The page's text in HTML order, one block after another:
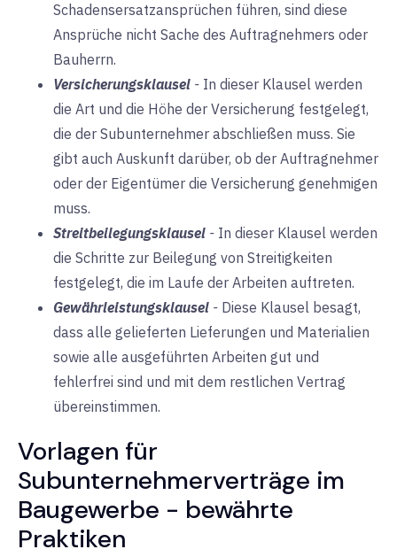
Schadensersatzansprüchen führen, sind diese
Ansprüche nicht Sache des Auftragnehmers oder
Bauherrn.
Versicherungsklausel - In dieser Klausel werden
die Art und die Höhe der Versicherung festgelegt,
die der Subunternehmer abschließen muss. Sie
gibt auch Auskunft darüber, ob der Auftragnehmer
oder der Eigentümer die Versicherung genehmigen
muss.
Streitbeilegungsklausel - In dieser Klausel werden
die Schritte zur Beilegung von Streitigkeiten
festgelegt, die im Laufe der Arbeiten auftreten.
Gewährleistungsklausel - Diese Klausel besagt,
dass alle gelieferten Lieferungen und Materialien
sowie alle ausgeführten Arbeiten gut und
fehlerfrei sind und mit dem restlichen Vertrag
übereinstimmen.
Vorlagen für
Subunternehmerverträge im
Baugewerbe - bewährte
Praktiken